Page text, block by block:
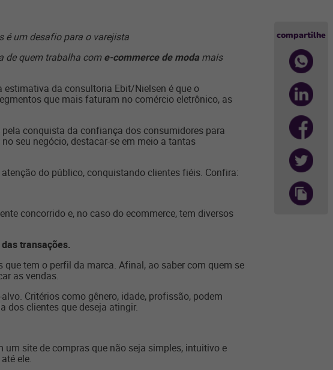
é um desafio para o varejista
de quem trabalha come-commerce de moda mais
estimativa da consultoria Ebit/Nielsen é que o
que mais faturam no comércio eletrônico, as
conquista da confiança dos consumidores para
seu negócio, destacar-se em meio a tantas
do público, conquistando clientes fiéis. Confira:
concorrido e, no caso do ecommerce, tem diversos
transações.
tem o perfil da marca. Afinal, ao saber com quem se
as vendas.
Critérios como gênero, idade, profissão, podem
dos clientes que deseja atingir.
site de compras que não seja simples, intuitivo e
ele.
compartilhe